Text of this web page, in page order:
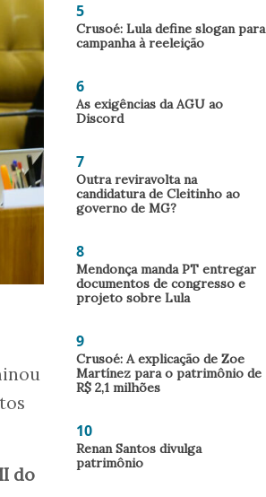
do
5
Crusoé: Lula define slogan para
campanha à reeleição
6
As exigências da AGU ao
Discord
7
Outra reviravolta na
candidatura de Cleitinho ao
governo de MG?
8
Mendonça manda PT entregar
documentos de congresso e
projeto sobre Lula
9
Crusoé: A explicação de Zoe
Martínez para o patrimônio de
R$ 2,1 milhões
10
Renan Santos divulga
patrimônio